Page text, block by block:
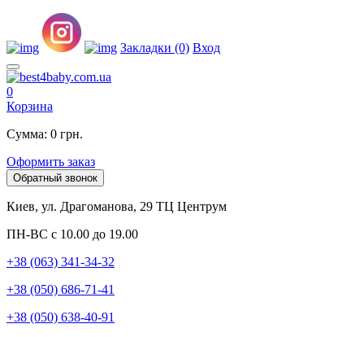
Закладки (0) Вход
0
Корзина
Сумма: 0 грн.
Оформить заказ
Обратный звонок
Киев, ул. Драгоманова, 29 ТЦ Центрум
ПН-ВС с 10.00 до 19.00
+38 (063) 341-34-32
+38 (050) 686-71-41
+38 (050) 638-40-91